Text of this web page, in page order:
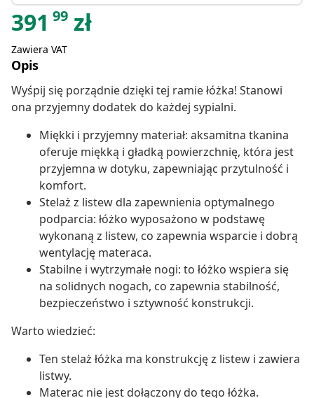
391 99 zł
Zawiera VAT
Opis
Wyśpij się porządnie dzięki tej ramie łóżka! Stanowi
ona przyjemny dodatek do każdej sypialni.
Miękki i przyjemny materiał: aksamitna tkanina
oferuje miękką i gładką powierzchnię, która jest
przyjemna w dotyku, zapewniając przytulność i
komfort.
Stelaż z listew dla zapewnienia optymalnego
podparcia: łóżko wyposażono w podstawę
wykonaną z listew, co zapewnia wsparcie i dobrą
wentylację materaca.
Stabilne i wytrzymałe nogi: to łóżko wspiera się
na solidnych nogach, co zapewnia stabilność,
bezpieczeństwo i sztywność konstrukcji.
Warto wiedzieć:
Ten stelaż łóżka ma konstrukcję z listew i zawiera
listwy.
Materac nie jest dołączony do tego łóżka.